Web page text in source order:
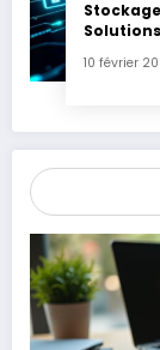
10 février